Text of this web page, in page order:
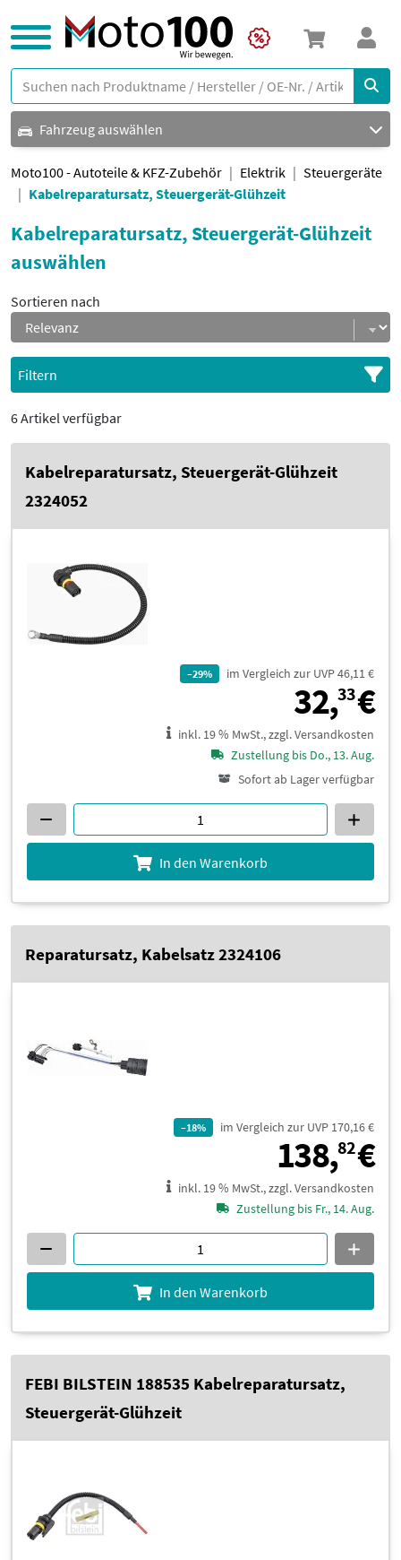
Fahrzeug auswählen
Moto100 - Autoteile & KFZ-Zubehör Elektrik
Steuergeräte
Kabelreparatursatz, Steuergerät-Glühzeit
Kabelreparatursatz, Steuergerät-Glühzeit
auswählen
Sortieren nach
Filtern
6 Artikel verfügbar
Kabelreparatursatz, Steuergerät-Glühzeit
2324052
–29% im Vergleich zur UVP 46,11 €
32,33€
inkl. 19 % MwSt., zzgl. Versandkosten
Zustellung bis Do., 13. Aug.
Sofort ab Lager verfügbar
In den Warenkorb
Reparatursatz, Kabelsatz 2324106
–18% im Vergleich zur UVP 170,16 €
138,82€
inkl. 19 % MwSt., zzgl. Versandkosten
Zustellung bis Fr., 14. Aug.
In den Warenkorb
FEBI BILSTEIN 188535 Kabelreparatursatz,
Steuergerät-Glühzeit